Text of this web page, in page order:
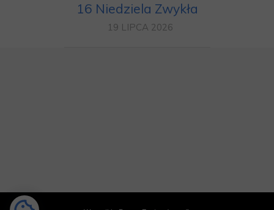
16 Niedziela Zwykła
19 LIPCA 2026